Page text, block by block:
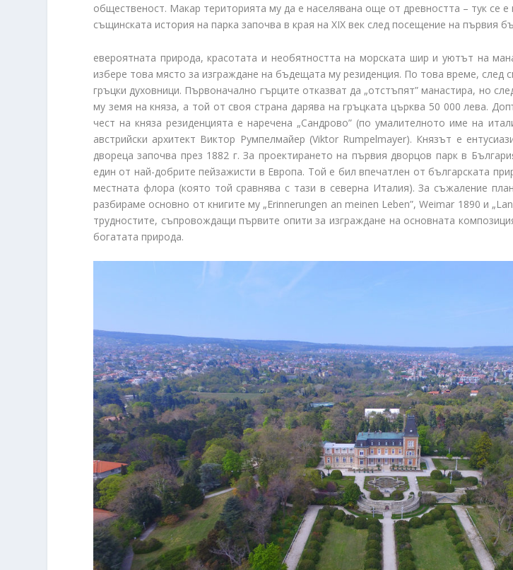
общественост. Макар територията му да е населявана още от древността – тук се
същинската история на парка започва в края на XIX век след посещение на първия
евероятната природа, красотата и необятността на морската шир и уютът на
избере това място за изграждане на бъдещата му резиденция. По това време, след
гръцки духовници. Първоначално гърците отказват да „отстъпят” манастира, но
му земя на княза, а той от своя страна дарява на гръцката църква 50 000 лева.
чест на княза резиденцията е наречена „Сандрово” (по умалителното име на
австрийски архитект Виктор Румпелмайер (Viktor Rumpelmayer). Князът е
двореца започва през 1882 г. За проектирането на първия дворцов парк в
един от най-добрите пейзажисти в Европа. Той е бил впечатлен от българската
местната флора (която той сравнява с тази в северна Италия). За съжаление
разбираме основно от книгите му „Erinnerungen an meinen Leben”, Weimar 1890 и
трудностите, съпровождащи първите опити за изграждане на основната
богатата природа.